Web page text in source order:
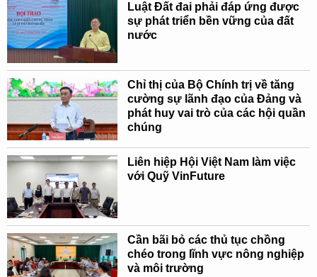
Luật Đất đai phải đáp ứng được
sự phát triển bền vững của đất
nước
Chỉ thị của Bộ Chính trị về tăng
cường sự lãnh đạo của Đảng và
phát huy vai trò của các hội quần
chúng
Liên hiệp Hội Việt Nam làm việc
với Quỹ VinFuture
Cần bãi bỏ các thủ tục chồng
chéo trong lĩnh vực nông nghiệp
và môi trường